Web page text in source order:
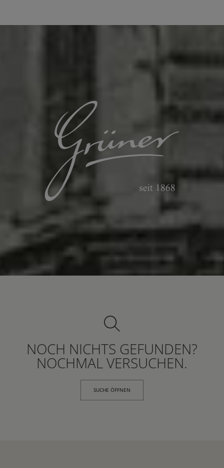
NOCH NICHTS GEFUNDEN?
NOCHMAL VERSUCHEN.
SUCHE ÖFFNEN